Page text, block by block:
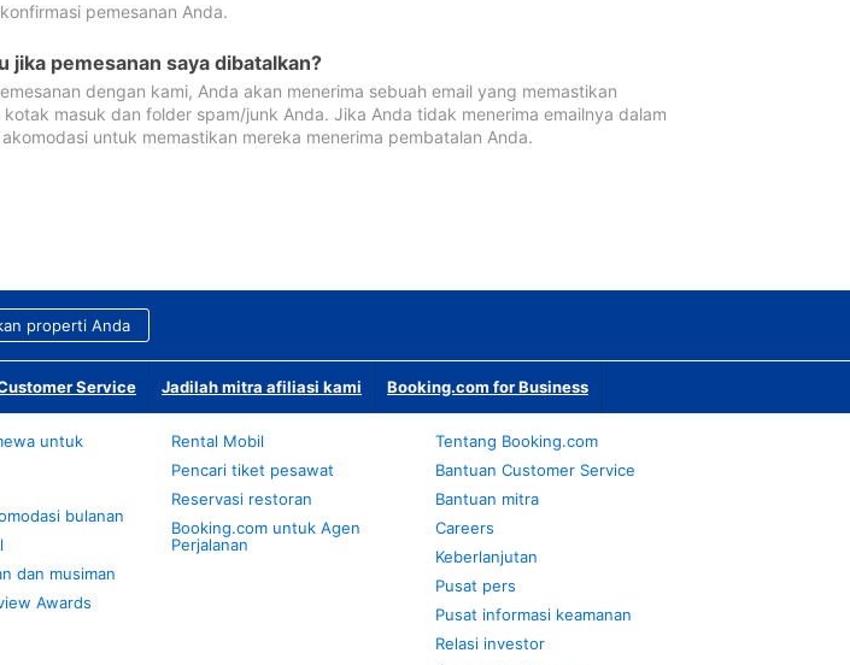
pemesanan Anda.
jika pemesanan saya dibatalkan?
dengan kami, Anda akan menerima sebuah email yang memastikan
masuk dan folder spam/junk Anda. Jika Anda tidak menerima emailnya dalam
untuk memastikan mereka menerima pembatalan Anda.
properti Anda
Service Jadilah mitra afiliasi kami Booking.com for Business
untuk
bulanan
dan musiman
Awards
Rental Mobil
Pencari tiket pesawat
Reservasi restoran
Booking.com untuk Agen
Perjalanan
Tentang Booking.com
Bantuan Customer Service
Bantuan mitra
Careers
Keberlanjutan
Pusat pers
Pusat informasi keamanan
Relasi investor